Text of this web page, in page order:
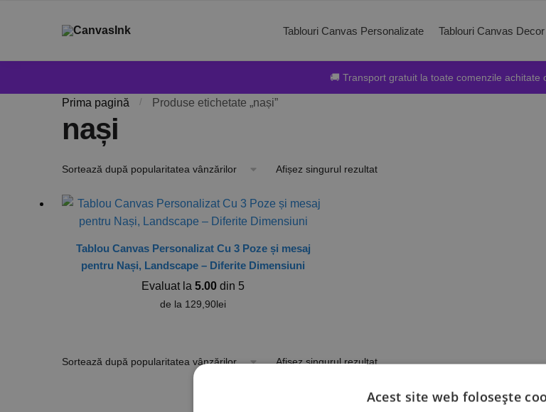
Tablouri Canvas Personalizate Tablouri Canvas Decor
🚚 Transport gratuit la toate comenzile achitate
Prima pagină / Produse etichetate „nași”
nași
Afișez singurul rezultat
Tablou Canvas Personalizat Cu 3 Poze și mesaj
pentru Nași, Landscape – Diferite Dimensiuni
Evaluat la5.00 din 5
de la 129,90lei
Afișez singurul rezultat
Acest site web folosește